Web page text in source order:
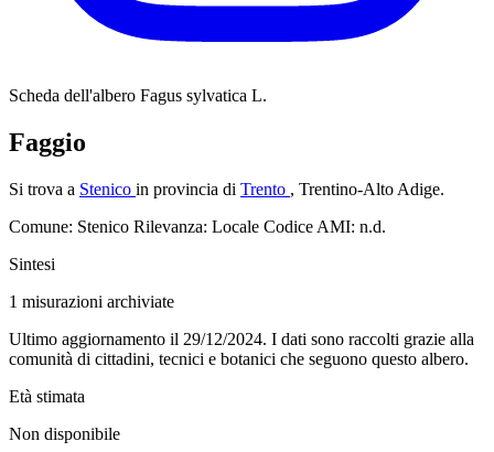
Scheda dell'albero Fagus sylvatica L.
Faggio
Si trova a Stenico in provincia di Trento , Trentino-Alto Adige.
Comune: Stenico Rilevanza: Locale Codice AMI: n.d.
Sintesi
1 misurazioni archiviate
Ultimo aggiornamento il 29/12/2024. I dati sono raccolti grazie alla
comunità di cittadini, tecnici e botanici che seguono questo albero.
Età stimata
Non disponibile